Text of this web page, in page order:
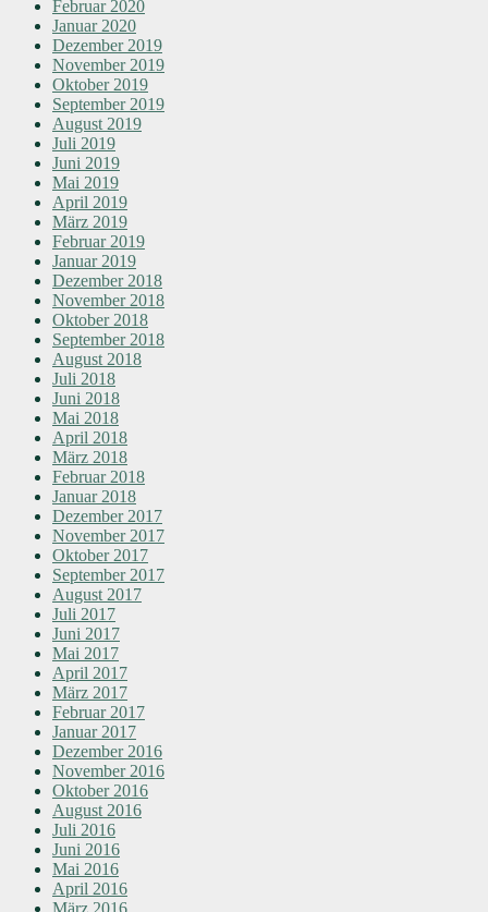
Februar 2020
Januar 2020
Dezember 2019
November 2019
Oktober 2019
September 2019
August 2019
Juli 2019
Juni 2019
Mai 2019
April 2019
März 2019
Februar 2019
Januar 2019
Dezember 2018
November 2018
Oktober 2018
September 2018
August 2018
Juli 2018
Juni 2018
Mai 2018
April 2018
März 2018
Februar 2018
Januar 2018
Dezember 2017
November 2017
Oktober 2017
September 2017
August 2017
Juli 2017
Juni 2017
Mai 2017
April 2017
März 2017
Februar 2017
Januar 2017
Dezember 2016
November 2016
Oktober 2016
August 2016
Juli 2016
Juni 2016
Mai 2016
April 2016